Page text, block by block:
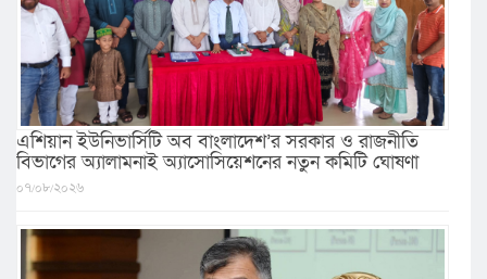
এশিয়ান ইউনিভার্সিটি অব বাংলাদেশ’র সরকার ও রাজনীতি
বিভাগের অ্যালামনাই অ্যাসোসিয়েশনের নতুন কমিটি ঘোষণা
০৭/০৮/২০২৬